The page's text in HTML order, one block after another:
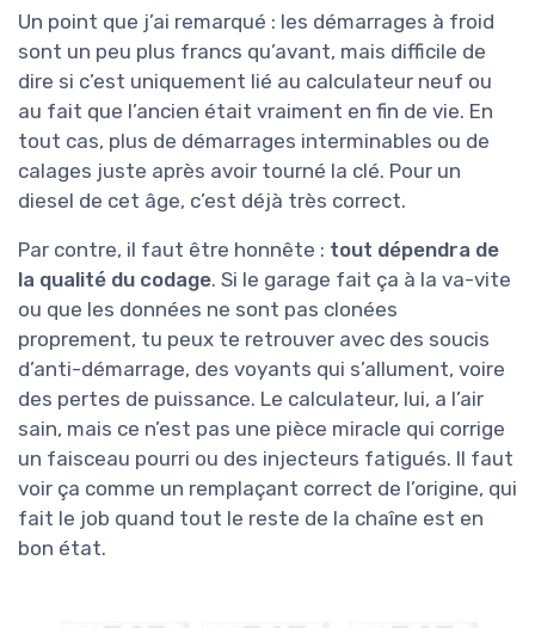
Un point que j’ai remarqué : les démarrages à froid
sont un peu plus francs qu’avant, mais difficile de
dire si c’est uniquement lié au calculateur neuf ou
au fait que l’ancien était vraiment en fin de vie. En
tout cas, plus de démarrages interminables ou de
calages juste après avoir tourné la clé. Pour un
diesel de cet âge, c’est déjà très correct.
Par contre, il faut être honnête : tout dépendra de
la qualité du codage. Si le garage fait ça à la va-vite
ou que les données ne sont pas clonées
proprement, tu peux te retrouver avec des soucis
d’anti-démarrage, des voyants qui s’allument, voire
des pertes de puissance. Le calculateur, lui, a l’air
sain, mais ce n’est pas une pièce miracle qui corrige
un faisceau pourri ou des injecteurs fatigués. Il faut
voir ça comme un remplaçant correct de l’origine, qui
fait le job quand tout le reste de la chaîne est en
bon état.